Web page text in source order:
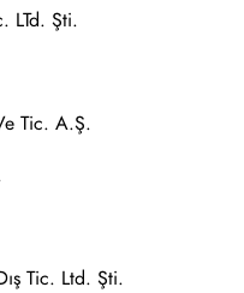
LTd. Şti.
Tic. A.Ş.
Tic. Ltd. Şti.